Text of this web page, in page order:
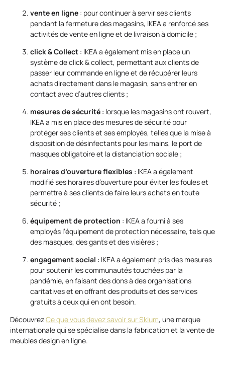
vente en ligne : pour continuer à servir ses clients
pendant la fermeture des magasins, IKEA a renforcé ses
activités de vente en ligne et de livraison à domicile ;
click & Collect : IKEA a également mis en place un
système de click & collect, permettant aux clients de
passer leur commande en ligne et de récupérer leurs
achats directement dans le magasin, sans entrer en
contact avec d’autres clients ;
mesures de sécurité : lorsque les magasins ont rouvert,
IKEA a mis en place des mesures de sécurité pour
protéger ses clients et ses employés, telles que la mise à
disposition de désinfectants pour les mains, le port de
masques obligatoire et la distanciation sociale ;
horaires d’ouverture flexibles : IKEA a également
modifié ses horaires d’ouverture pour éviter les foules et
permettre à ses clients de faire leurs achats en toute
sécurité ;
équipement de protection : IKEA a fourni à ses
employés l’équipement de protection nécessaire, tels que
des masques, des gants et des visières ;
engagement social : IKEA a également pris des mesures
pour soutenir les communautés touchées par la
pandémie, en faisant des dons à des organisations
caritatives et en offrant des produits et des services
gratuits à ceux qui en ont besoin.
DécouvrezCe que vous devez savoir sur Sklum, une marque
internationale qui se spécialise dans la fabrication et la vente de
meubles design en ligne.